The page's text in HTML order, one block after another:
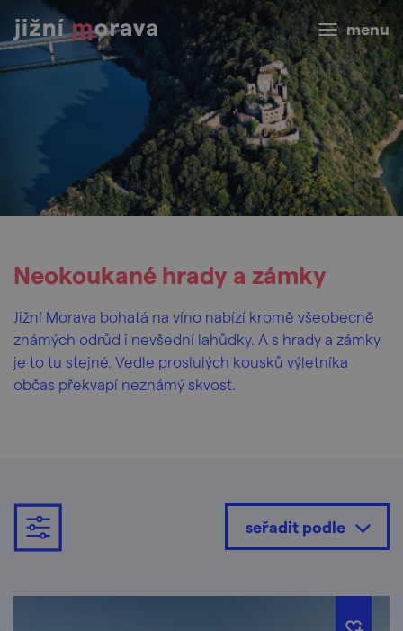
menu
Neokoukané hrady a zámky
Jižní Morava bohatá na víno nabízí kromě všeobecně
známých odrůd i nevšední lahůdky. A s hrady a zámky
je to tu stejné. Vedle proslulých kousků výletníka
občas překvapí neznámý skvost.
seřadit podle